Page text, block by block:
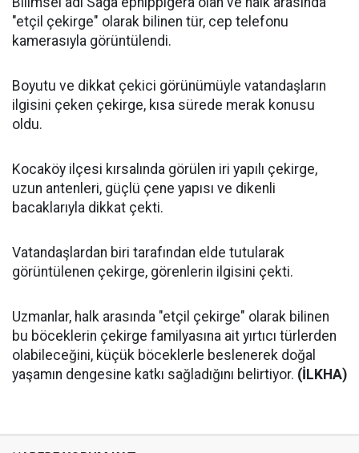
"etçil çekirge" olarak bilinen tür, cep telefonu
kamerasıyla görüntülendi.
Boyutu ve dikkat çekici görünümüyle vatandaşların
ilgisini çeken çekirge, kısa sürede merak konusu
oldu.
Kocaköy ilçesi kırsalında görülen iri yapılı çekirge,
uzun antenleri, güçlü çene yapısı ve dikenli
bacaklarıyla dikkat çekti.
Vatandaşlardan biri tarafından elde tutularak
görüntülenen çekirge, görenlerin ilgisini çekti.
Uzmanlar, halk arasında "etçil çekirge" olarak bilinen
bu böceklerin çekirge familyasına ait yırtıcı türlerden
olabileceğini, küçük böceklerle beslenerek doğal
yaşamın dengesine katkı sağladığını belirtiyor. (İLKHA)